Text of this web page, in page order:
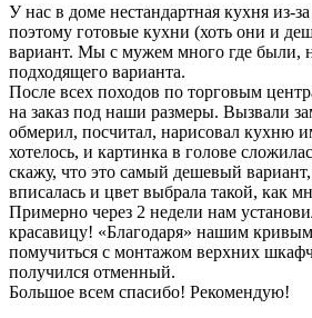
У нас в доме нестандартная кухня из-
поэтому готовые кухни (хоть они и
вариант. Мы с мужем много где были,
подходящего варианта.
После всех походов по торговым
на заказ под наши размеры. Вызвали
обмерил, посчитал, нарисовал кухню
хотелось, и картинка в голове
скажу, что это самый дешевый
вписалась и цвет выбрала такой, как
Примерно через 2 недели нам
красавицу! «Благодаря» нашим
помучиться с монтажом верхних
получился отменный.
Большое всем спасибо! Рекомендую!